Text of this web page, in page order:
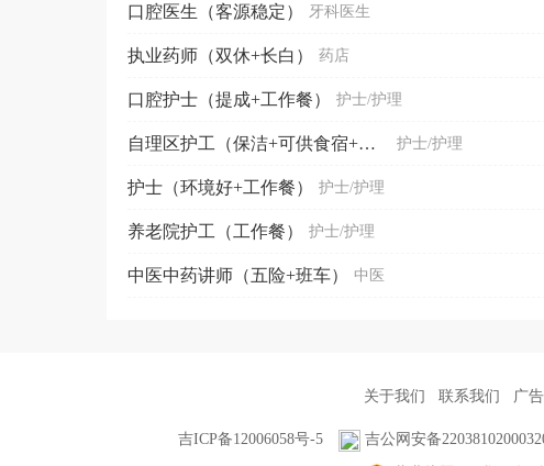
口腔医生（客源稳定） 牙科医生
执业药师（双休+长白） 药店
口腔护士（提成+工作餐） 护士/护理
自理区护工（保洁+可供食宿+接受无经验） 护士/护理
护士（环境好+工作餐） 护士/护理
养老院护工（工作餐） 护士/护理
中医中药讲师（五险+班车） 中医
关于我们 联系我们 广
吉ICP备12006058号-5 吉公网安备